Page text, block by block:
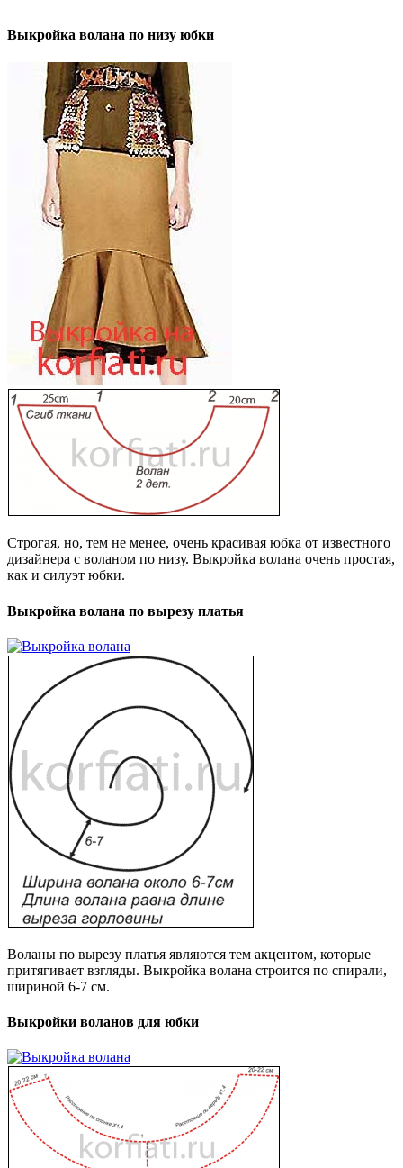
Выкройка волана по низу юбки
Строгая, но, тем не менее, очень красивая юбка от известного
дизайнера с воланом по низу. Выкройка волана очень простая,
как и силуэт юбки.
Выкройка волана по вырезу платья
Воланы по вырезу платья являются тем акцентом, которые
притягивает взгляды. Выкройка волана строится по спирали,
шириной 6-7 см.
Выкройки воланов для юбки